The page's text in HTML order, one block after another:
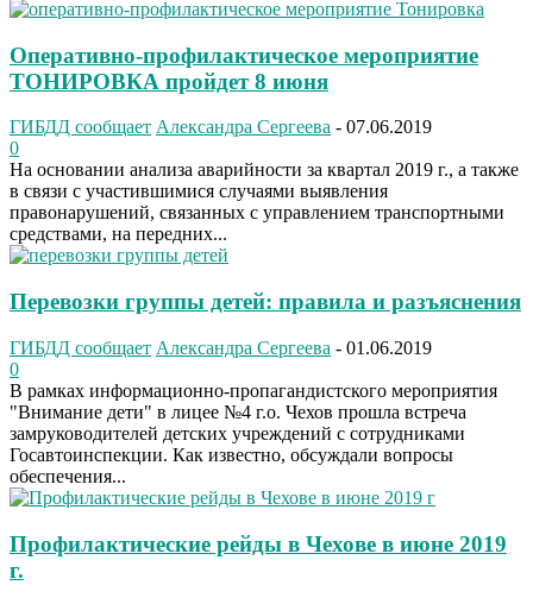
Оперативно-профилактическое мероприятие
ТОНИРОВКА пройдет 8 июня
ГИБДД сообщает Александра Сергеева - 07.06.2019
0
На основании анализа аварийности за квартал 2019 г., а также
в связи с участившимися случаями выявления
правонарушений, связанных с управлением транспортными
средствами, на передних...
Перевозки группы детей: правила и разъяснения
ГИБДД сообщает Александра Сергеева - 01.06.2019
0
В рамках информационно-пропагандистского мероприятия
"Внимание дети" в лицее №4 г.о. Чехов прошла встреча
замруководителей детских учреждений с сотрудниками
Госавтоинспекции. Как известно, обсуждали вопросы
обеспечения...
Профилактические рейды в Чехове в июне 2019
г.